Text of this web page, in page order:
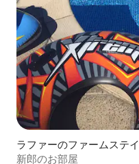
ラファーのファームステイ
新郎のお部屋